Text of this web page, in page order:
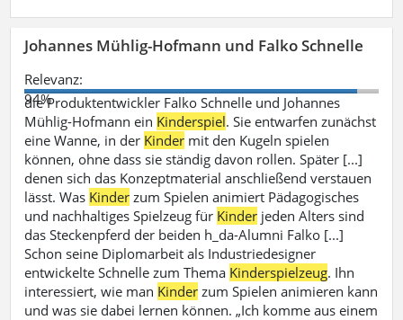
Johannes Mühlig-Hofmann und Falko Schnelle
Relevanz:
94%
die Produktentwickler Falko Schnelle und Johannes
Mühlig-Hofmann ein Kinderspiel. Sie entwarfen zunächst
eine Wanne, in der Kinder mit den Kugeln spielen
können, ohne dass sie ständig davon rollen. Später [...]
denen sich das Konzeptmaterial anschließend verstauen
lässt. Was Kinder zum Spielen animiert Pädagogisches
und nachhaltiges Spielzeug für Kinder jeden Alters sind
das Steckenpferd der beiden h_da-Alumni Falko [...]
Schon seine Diplomarbeit als Industriedesigner
entwickelte Schnelle zum Thema Kinderspielzeug. Ihn
interessiert, wie man Kinder zum Spielen animieren kann
und was sie dabei lernen können. „Ich komme aus einem